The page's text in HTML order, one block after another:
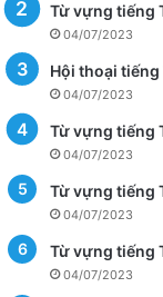
Từ vựng tiếng
04/07/2023
Hội thoại
04/07/2023
Từ vựng tiếng
04/07/2023
Từ vựng tiếng
04/07/2023
Từ vựng tiếng
04/07/2023